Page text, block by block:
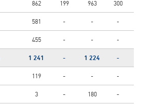
862 199 963 300
581 - - -
455 - - -
1 241 - 1 224 -
119 - - -
3 - 180 -